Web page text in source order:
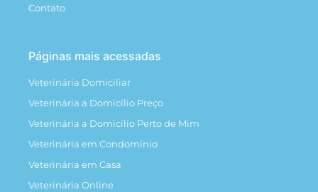
Contato
Páginas mais acessadas
Veterinária Domiciliar
Veterinária a Domicílio Preço
Veterinária a Domicílio Perto de Mim
Veterinária em Condomínio
Veterinária em Casa
Veterinária Online